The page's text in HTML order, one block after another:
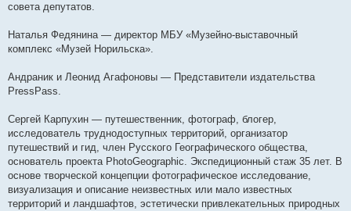
совета депутатов.
Наталья Федянина — директор МБУ «Музейно-выставочный
комплекс «Музей Норильска».
Андраник и Леонид Агафоновы — Представители издательства
PressPass.
Сергей Карпухин — путешественник, фотограф, блогер,
исследователь труднодоступных территорий, организатор
путешествий и гид, член Русского Географического общества,
основатель проекта PhotoGeographic. Экспедиционный стаж 35 лет. В
основе творческой концепции фотографическое исследование,
визуализация и описание неизвестных или мало известных
территорий и ландшафтов, эстетически привлекательных природных